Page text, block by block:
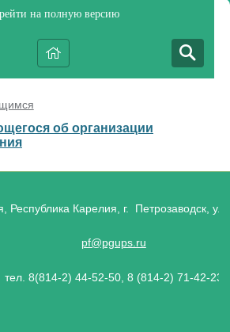
на полную версию
об организации
Республика Карелия, г. Петрозаводск,
pf@pgups.ru
тел. 8(814-2) 44-52-50, 8 (814-2) 71-42-23